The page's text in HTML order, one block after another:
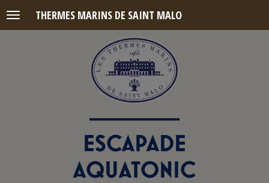
Menu THERMES MARINS DE SAINT MALO
ESCAPADE
AQUATONIC